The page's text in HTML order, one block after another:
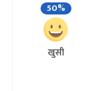
50%
खुसी